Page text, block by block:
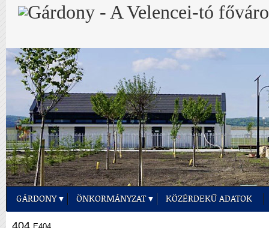
GÁRDONY ÖNKORMÁNYZAT KÖZÉRDEKŰ ADATOK
404